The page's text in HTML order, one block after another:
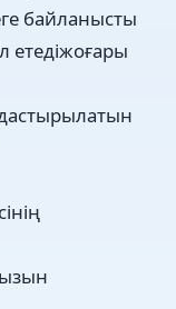
байланысты
етедіжоғары